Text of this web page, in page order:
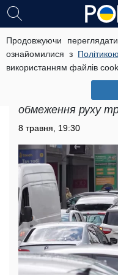
Продовжуючи
ознайомилися з
використанням файлів
Обмеження
Дніпрі: де
місяць
Тимчасові зміни
обмеження руху
8 травня, 19:30